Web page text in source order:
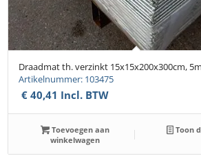
Draadmat th. verzinkt 15x15x200x300cm,
Artikelnummer: 103475
€ 40,41 Incl. BTW
Toevoegen aan
winkelwagen
Toon